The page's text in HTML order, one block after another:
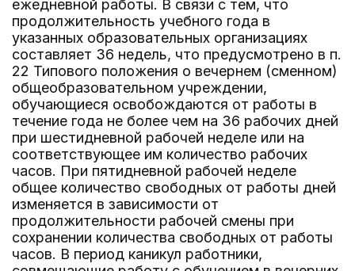
ежедневной работы. В связи с тем, что
продолжительность учебного года в
указанных образовательных организациях
составляет 36 недель, что предусмотрено в п.
22 Типового положения о вечернем (сменном)
общеобразовательном учреждении,
обучающиеся освобождаются от работы в
течение года не более чем на 36 рабочих дней
при шестидневной рабочей неделе или на
соответствующее им количество рабочих
часов. При пятидневной рабочей неделе
общее количество свободных от работы дней
изменяется в зависимости от
продолжительности рабочей смены при
сохранении количества свободных от работы
часов. В период каникул работники,